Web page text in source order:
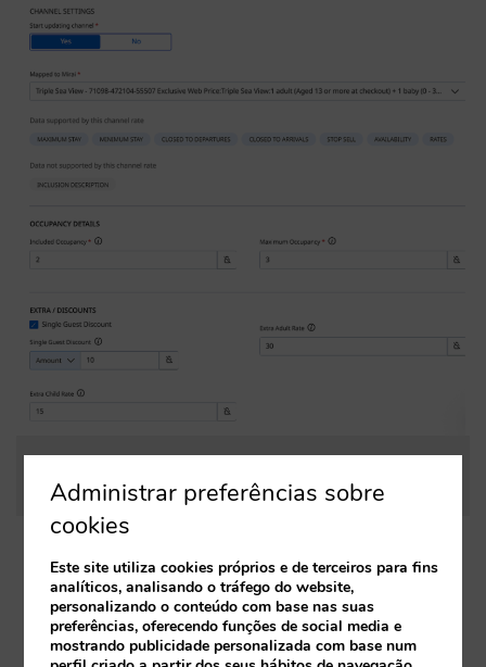
Manager OBP
Quem tem o controlo do preço final?Reside no
sistema que gera o preço (RMS, Channel
Manager ou PMS avançado), e é transportada de
Administrar preferências sobre
cookies
Este site utiliza cookies próprios e de terceiros para fins
analíticos, analisando o tráfego do website,
personalizando o conteúdo com base nas suas
preferências, oferecendo funções de social media e
mostrando publicidade personalizada com base num